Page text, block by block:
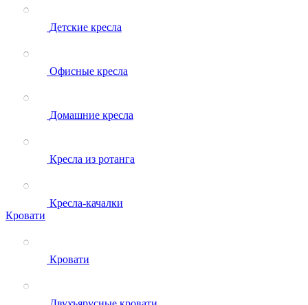
Детские кресла
Офисные кресла
Домашние кресла
Кресла из ротанга
Кресла-качалки
Кровати
Кровати